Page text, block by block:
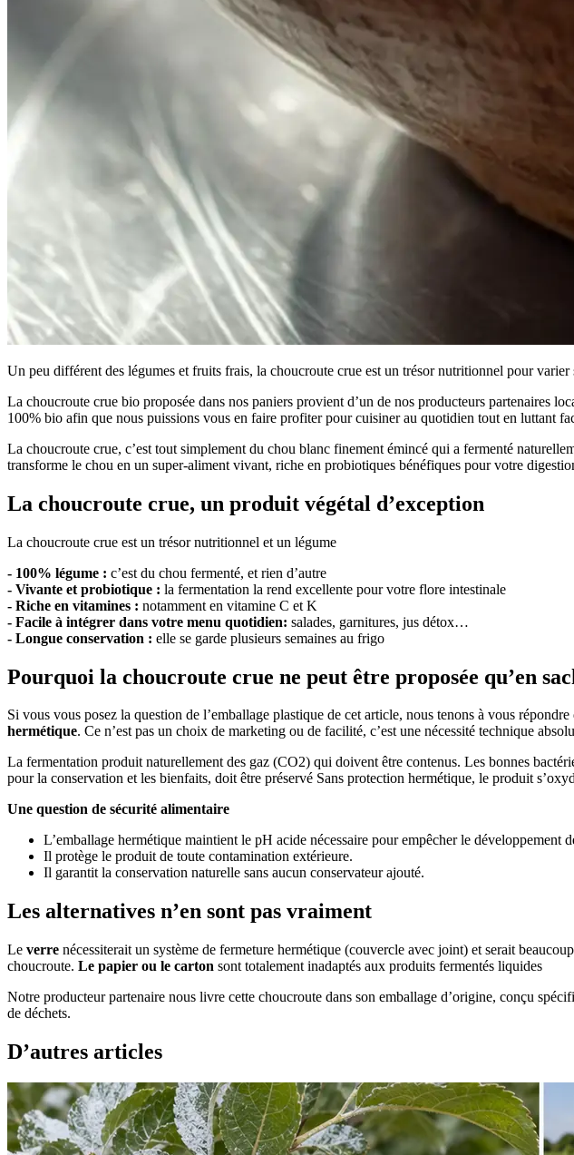
Un peu différent des légumes et fruits frais, la choucroute crue est un trésor nutritionnel pour varier
La choucroute crue bio proposée dans nos paniers provient d’un de nos producteurs partenaires
100% bio afin que nous puissions vous en faire profiter pour cuisiner au quotidien tout en luttant
La choucroute crue, c’est tout simplement du chou blanc finement émincé qui a fermenté
transforme le chou en un super-aliment vivant, riche en probiotiques bénéfiques pour votre
La choucroute crue, un produit végétal d’exception
La choucroute crue est un trésor nutritionnel et un légume
- 100% légume : c’est du chou fermenté, et rien d’autre
- Vivante et probiotique : la fermentation la rend excellente pour votre flore intestinale
- Riche en vitamines : notamment en vitamine C et K
- Facile à intégrer dans votre menu quotidien: salades, garnitures, jus détox…
- Longue conservation : elle se garde plusieurs semaines au frigo
Pourquoi la choucroute crue ne peut être proposée qu’en
Si vous vous posez la question de l’emballage plastique de cet article, nous tenons à vous
hermétique. Ce n’est pas un choix de marketing ou de facilité, c’est une nécessité technique
La fermentation produit naturellement des gaz (CO2) qui doivent être contenus. Les bonnes
pour la conservation et les bienfaits, doit être préservé Sans protection hermétique, le produit
Une question de sécurité alimentaire
L’emballage hermétique maintient le pH acide nécessaire pour empêcher le développement
Il protège le produit de toute contamination extérieure.
Il garantit la conservation naturelle sans aucun conservateur ajouté.
Les alternatives n’en sont pas vraiment
Le verre nécessiterait un système de fermeture hermétique (couvercle avec joint) et serait
choucroute. Le papier ou le carton sont totalement inadaptés aux produits fermentés liquides
Notre producteur partenaire nous livre cette choucroute dans son emballage d’origine, conçu
de déchets.
D’autres articles